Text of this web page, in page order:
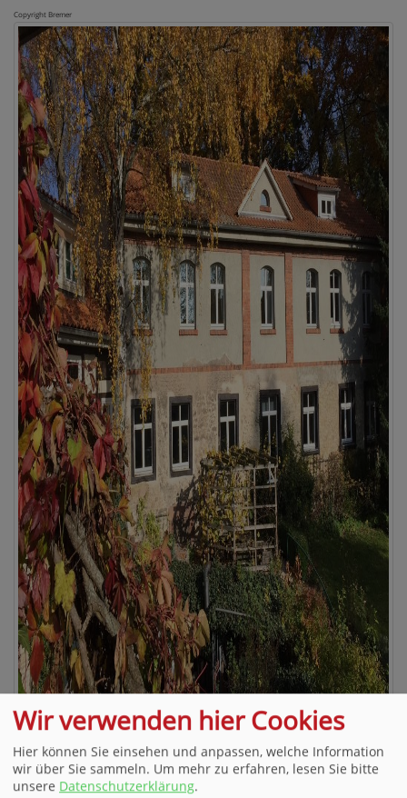
Copyright Bremer
Das historische Weinlager an der Karspüle
Copyright Bremer
Wir verwenden hier Cookies
Hier können Sie einsehen und anpassen, welche Information
wir über Sie sammeln. Um mehr zu erfahren, lesen Sie bitte
unsere Datenschutzerklärung.